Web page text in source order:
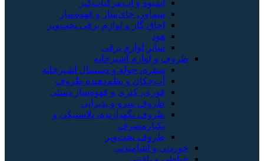
آبمیوه و آب‌مرکبات‌گیر
سماور، چای‌ساز و قهوه‌ساز
اجاق گاز و لوازم برقی پخت‌وپز
هود
سایر لوازم برقی
ظروف و لوازم آشپزخانه
سفره، حوله و دستمال آشپزخانه
آب‌چکان و نظم‌دهنده ظروف
قوری، کتری و قهوه‌ساز دستی
ظروف سرو و پذیرایی
ظروف نگهدارنده، پلاستیکی و
یکبارمصرف
ظروف پخت‌وپز
خوردنی و آشامیدنی